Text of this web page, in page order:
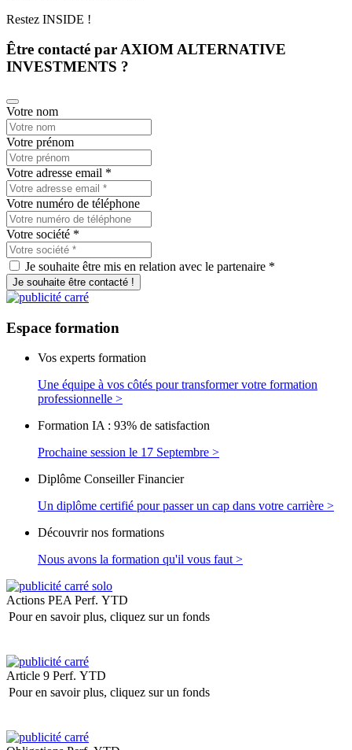
Restez INSIDE !
Être contacté par AXIOM ALTERNATIVE
INVESTMENTS ?
Votre nom
Votre prénom
Votre adresse email *
Votre numéro de téléphone
Votre société *
Je souhaite être mis en relation avec le partenaire *
Je souhaite être contacté !
Espace formation
Vos experts formation
Une équipe à vos côtés pour transformer votre formation
professionnelle >
Formation IA : 93% de satisfaction
Prochaine session le 17 Septembre >
Diplôme Conseiller Financier
Un diplôme certifié pour passer un cap dans votre carrière >
Découvrir nos formations
Nous avons la formation qu'il vous faut >
Actions PEA Perf. YTD
Pour en savoir plus, cliquez sur un fonds
Article 9 Perf. YTD
Pour en savoir plus, cliquez sur un fonds